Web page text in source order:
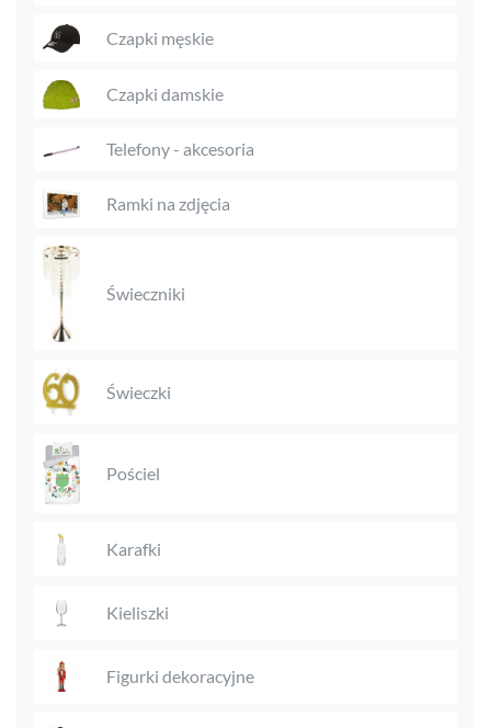
Czapki męskie
Czapki damskie
Telefony - akcesoria
Ramki na zdjęcia
Świeczniki
Świeczki
Pościel
Karafki
Kieliszki
Figurki dekoracyjne